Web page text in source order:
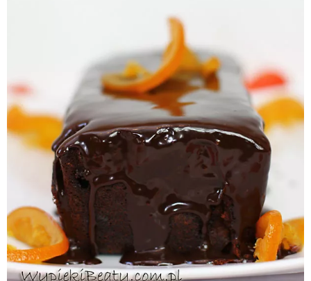
Posiłki
Zdrowo i fit
Kuchnie świata
SKLEP
Polski